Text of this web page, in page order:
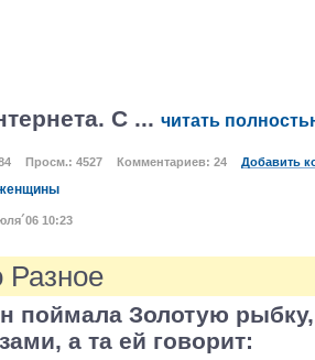
С ... читать
Просм.: 4527 Комментариев: 24 Добавить
10:23
Разное
поймала Золотую
а та ей говорит: